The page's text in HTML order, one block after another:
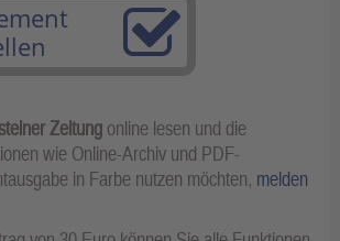
Zeitung online lesen und die
wie Online-Archiv und PDF-
in Farbe nutzen möchten, melden